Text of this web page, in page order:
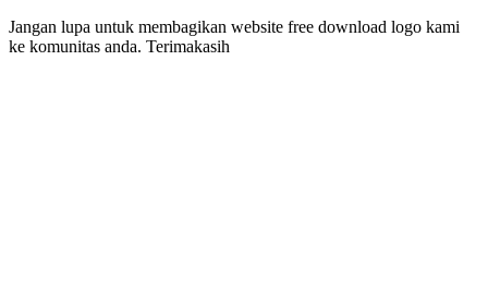
Jangan lupa untuk membagikan website free download logo kami
ke komunitas anda. Terimakasih